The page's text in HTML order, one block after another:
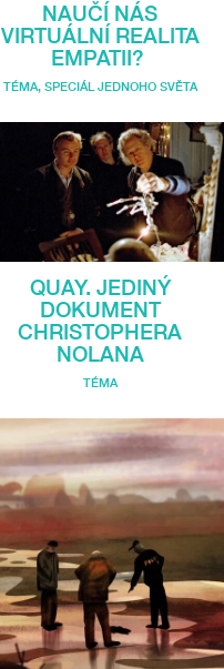
NAUČÍ NÁS
VIRTUÁLNÍ REALITA
EMPATII?
TÉMA, SPECIÁL JEDNOHO SVĚTA
QUAY. JEDINÝ
DOKUMENT
CHRISTOPHERA
NOLANA
TÉMA